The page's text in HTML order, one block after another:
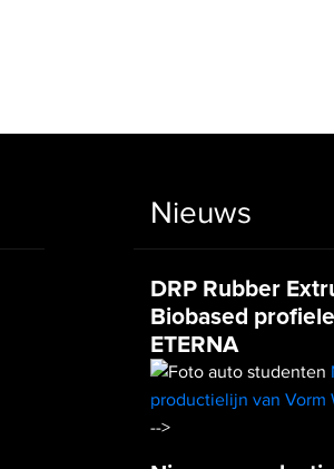
Nieuws
DRP Rubber
Biobased
ETERNA
productielijn van Vorm
-->